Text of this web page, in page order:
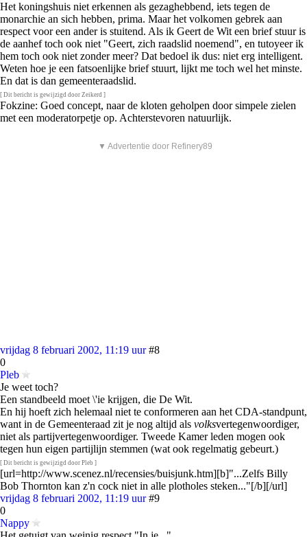
Het koningshuis niet erkennen als gezaghebbend, iets tegen de
monarchie an sich hebben, prima. Maar het volkomen gebrek aan
respect voor een ander is stuitend. Als ik Geert de Wit een brief stuur is
de aanhef toch ook niet "Geert, zich raadslid noemend", en tutoyeer ik
hem toch ook niet zonder meer? Dat bedoel ik dus: niet erg intelligent.
Weten hoe je een fatsoenlijke brief stuurt, lijkt me toch wel het minste.
En dat is dan gemeenteraadslid.
[ Dit bericht is gewijzigd door Zeikerd ]
Fokzine: Goed concept, naar de kloten geholpen door simpele zielen
met een moderatorpetje op. Achterstevoren natuurlijk.
▼ Advertentie door Refinery89
vrijdag 8 februari 2002, 11:19 uur #8
0
Pleb
Je weet toch?
Een standbeeld moet \'ie krijgen, die De Wit.
En hij hoeft zich helemaal niet te conformeren aan het CDA-standpunt,
want in de Gemeenteraad zit je nog altijd als volksvertegenwoordiger,
niet als partijvertegenwoordiger. Tweede Kamer leden mogen ook
tegen hun eigen partijlijn stemmen (wat ook regelmatig gebeurt.)
[ Dit bericht is gewijzigd door Pleb ]
[url=http://www.scenez.nl/recensies/buisjunk.htm][b]"...Zelfs Billy
Bob Thornton kan z'n cock niet in alle plotholes steken..."[/b][/url]
vrijdag 8 februari 2002, 11:19 uur #9
0
Nappy